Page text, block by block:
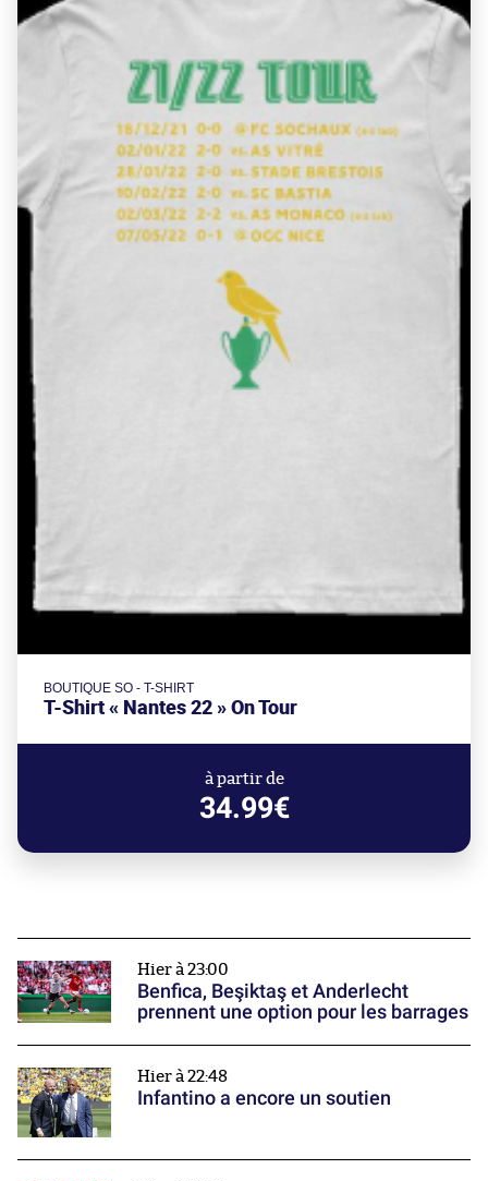
BOUTIQUE SO - T-SHIRT
T-Shirt « Nantes 22 » On Tour
à partir de
34.99€
Hier à 23:00
Benfica, Beşiktaş et Anderlecht
prennent une option pour les barrages
Hier à 22:48
Infantino a encore un soutien